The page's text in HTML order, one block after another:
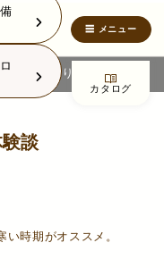
カタログ
談】手作り味噌の体験談
験談
時期がオススメ。